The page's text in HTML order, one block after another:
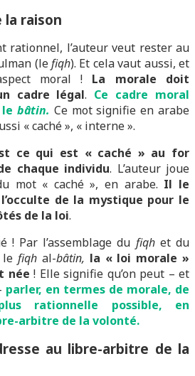
la raison
rationnel, l’auteur veut rester au
(lefiqh). Et cela vaut aussi, et
moral ! La morale doit
cadre légal. Ce cadre moral
lebâtin. Ce mot signifie en arabe
« caché », « interne ».
ce qui est « caché » au for
chaque individu. L’auteur joue
mot « caché », en arabe. Il le
de la mystique pour le
de la loi.
! Par l’assemblage du fiqhet du
lefiqh al-bâtin, la « loi morale »
née ! Elle signifie qu’on peut – et
parler, en termes de morale, de
rationnelle possible, en
arbitre de la volonté.
au libre-arbitre de la